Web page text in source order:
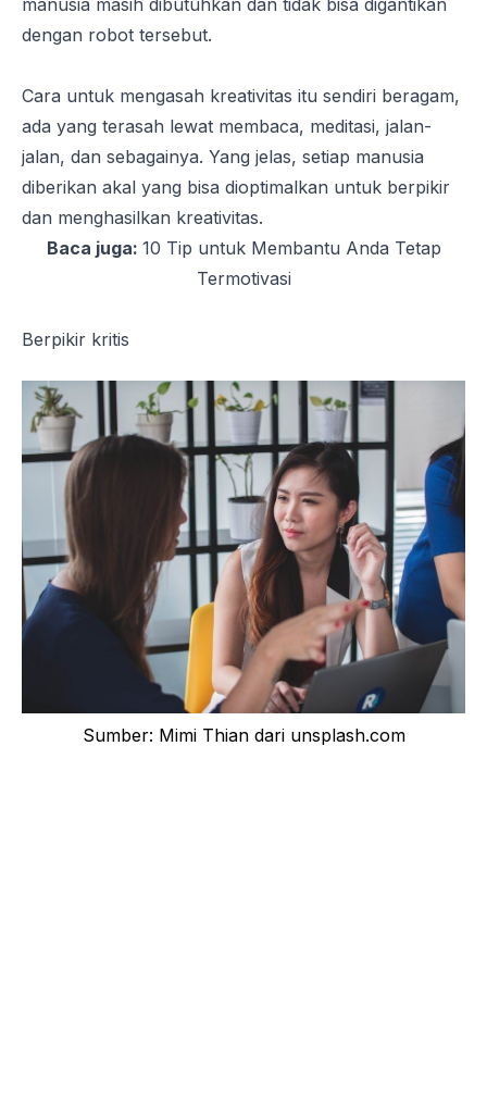
dengan robot tersebut.
Cara untuk mengasah kreativitas itu sendiri beragam,
ada yang terasah lewat membaca, meditasi, jalan-
jalan, dan sebagainya. Yang jelas, setiap manusia
diberikan akal yang bisa dioptimalkan untuk berpikir
dan menghasilkan kreativitas.
Baca juga: 10 Tip untuk Membantu Anda Tetap
Termotivasi
Berpikir kritis
Sumber: Mimi Thian dari unsplash.com